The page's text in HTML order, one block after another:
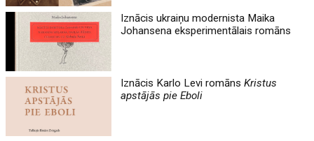
Iznācis ukraiņu modernista Maika
Johansena eksperimentālais romāns
Iznācis Karlo Levi romānsKristus
apstājās pie Eboli